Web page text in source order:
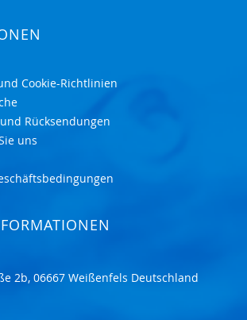
Cookie-Richtlinien
Rücksendungen
uns
2b, 06667 Weißenfels Deutschland